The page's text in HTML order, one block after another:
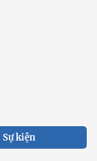
Sự kiện